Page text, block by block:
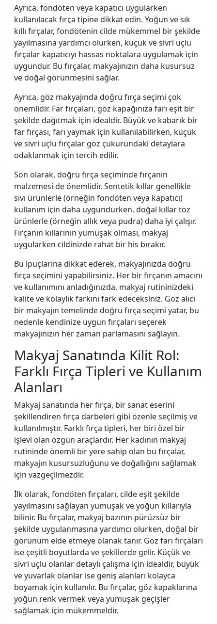
Ayrıca, fondöten veya kapatıcı uygularken
kullanılacak fırça tipine dikkat edin. Yoğun ve sık
kıllı fırçalar, fondötenin cilde mükemmel bir şekilde
yayılmasına yardımcı olurken, küçük ve sivri uçlu
fırçalar kapatıcıyı hassas noktalara uygulamak için
uygundur. Bu fırçalar, makyajınızın daha kusursuz
ve doğal görünmesini sağlar.
Ayrıca, göz makyajında doğru fırça seçimi çok
önemlidir. Far fırçaları, göz kapağınıza farı eşit bir
şekilde dağıtmak için idealdir. Büyük ve kabarık bir
far fırçası, farı yaymak için kullanılabilirken, küçük
ve sivri uçlu fırçalar göz çukurundaki detaylara
odaklanmak için tercih edilir.
Son olarak, doğru fırça seçiminde fırçanın
malzemesi de önemlidir. Sentetik kıllar genellikle
sıvı ürünlerle (örneğin fondöten veya kapatıcı)
kullanım için daha uygundurken, doğal kıllar toz
ürünlerle (örneğin allık veya pudra) daha iyi çalışır.
Fırçanın kıllarının yumuşak olması, makyaj
uygularken cildinizde rahat bir his bırakır.
Bu ipuçlarına dikkat ederek, makyajınızda doğru
fırça seçimini yapabilirsiniz. Her bir fırçanın amacını
ve kullanımını anladığınızda, makyaj rutininizdeki
kalite ve kolaylık farkını fark edeceksiniz. Göz alıcı
bir makyajın temelinde doğru fırça seçimi yatar, bu
nedenle kendinize uygun fırçaları seçerek
makyajınızın her zaman parlamasını sağlayın.
Makyaj Sanatında Kilit Rol:
Farklı Fırça Tipleri ve Kullanım
Alanları
Makyaj sanatında her fırça, bir sanat eserini
şekillendiren fırça darbeleri gibi özenle seçilmiş ve
kullanılmıştır. Farklı fırça tipleri, her biri özel bir
işlevi olan özgün araçlardır. Her kadının makyaj
rutininde önemli bir yere sahip olan bu fırçalar,
makyajın kusursuzluğunu ve doğallığını sağlamak
için vazgeçilmezdir.
İlk olarak, fondöten fırçaları, cilde eşit şekilde
yayılmasını sağlayan yumuşak ve yoğun kıllarıyla
bilinir. Bu fırçalar, makyaj bazının pürüzsüz bir
şekilde uygulanmasına yardımcı olurken, doğal bir
görünüm elde etmeye olanak tanır. Göz farı fırçaları
ise çeşitli boyutlarda ve şekillerde gelir. Küçük ve
sivri uçlu olanlar detaylı çalışma için idealdir, büyük
ve yuvarlak olanlar ise geniş alanları kolayca
boyamak için kullanılır. Bu fırçalar, göz kapaklarına
yoğun renk vermek veya yumuşak geçişler
sağlamak için mükemmeldir.